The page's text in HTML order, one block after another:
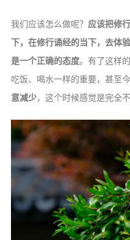
我们应该怎么做呢？ 应该把修
下，在修行诵经的当下，去体
是一个正确的态度。有了这样的
吃饭、喝水一样的重要，甚至
意减少，这个时候感觉是完全不